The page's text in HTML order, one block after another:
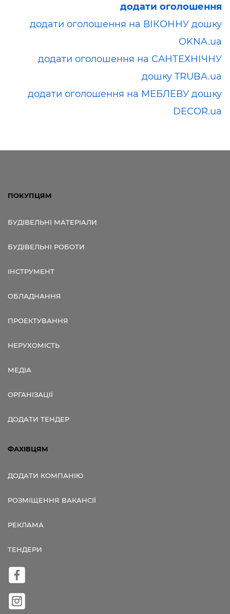
додати оголошення
додати оголошення на ВІКОННУ дошку
OKNA.ua
додати оголошення на САНТЕХНІЧНУ
дошку TRUBA.ua
додати оголошення на МЕБЛЕВУ дошку
DECOR.ua
ПОКУПЦЯМ
БУДІВЕЛЬНІ МАТЕРІАЛИ
БУДІВЕЛЬНІ РОБОТИ
ІНСТРУМЕНТ
ОБЛАДНАННЯ
ПРОЕКТУВАННЯ
НЕРУХОМІСТЬ
МЕДІА
ОРГАНІЗАЦІЇ
ДОДАТИ ТЕНДЕР
ФАХІВЦЯМ
ДОДАТИ КОМПАНІЮ
РОЗМІЩЕННЯ ВАКАНСІЇ
РЕКЛАМА
ТЕНДЕРИ